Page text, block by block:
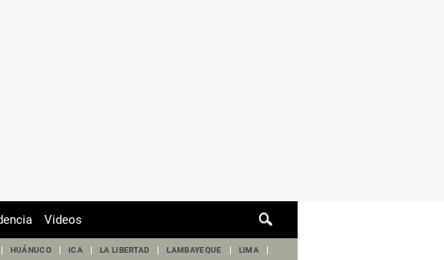
de
Videos
HUÁNUCO ICA LA LIBERTAD LAMBAYEQUE LIMA